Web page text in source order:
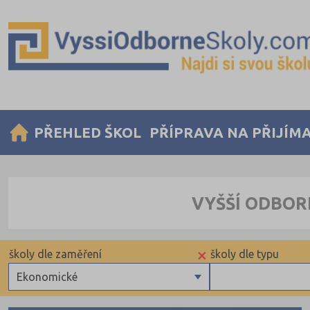
PŘEHLED ŠKOL PŘÍPRAVA NA
VYŠŠÍ
školy dle typu
×
Ekonomické
školy dle zaměření